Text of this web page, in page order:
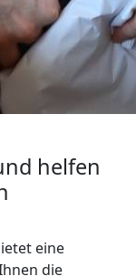
helfen
eine
die